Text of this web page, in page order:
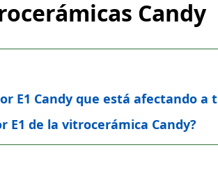
Candy
E1 Candy que está afectando a
E1 de la vitrocerámica Candy?